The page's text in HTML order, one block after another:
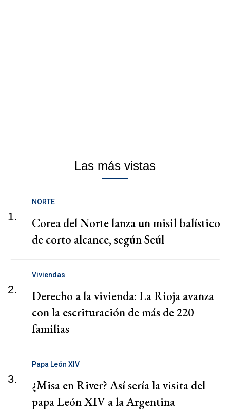
Las más vistas
1.
NORTE
Corea del Norte lanza un misil balístico
de corto alcance, según Seúl
2.
Viviendas
Derecho a la vivienda: La Rioja avanza
con la escrituración de más de 220
familias
3.
Papa León XIV
¿Misa en River? Así sería la visita del
papa León XIV a la Argentina